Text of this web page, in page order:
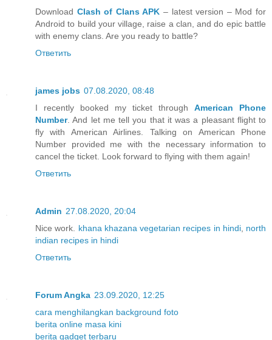
Download Clash of Clans APK – latest version – Mod for
Android to build your village, raise a clan, and do epic battle
with enemy clans. Are you ready to battle?
Ответить
james jobs 07.08.2020, 08:48
I recently booked my ticket through American Phone
Number. And let me tell you that it was a pleasant flight to
fly with American Airlines. Talking on American Phone
Number provided me with the necessary information to
cancel the ticket. Look forward to flying with them again!
Ответить
Admin 27.08.2020, 20:04
Nice work. khana khazana vegetarian recipes in hindi, north
indian recipes in hindi
Ответить
Forum Angka 23.09.2020, 12:25
cara menghilangkan background foto
berita online masa kini
berita gadget terbaru